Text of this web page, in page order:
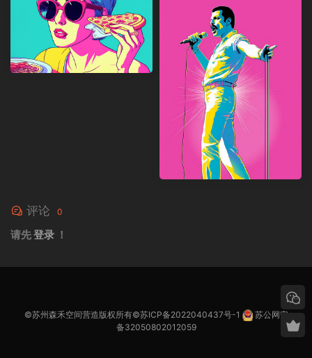
评论 0
请先登录 ！
©苏州森禾空间营造版权所有©苏ICP备2022040437号-1
苏公网安
备32050802012059